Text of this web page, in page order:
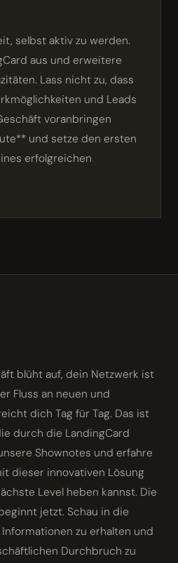
selbst aktiv zu werden.
aus und erweitere
Lass nicht zu, dass
und Leads
voranbringen
und setze den ersten
erfolgreichen
blüht auf, dein Netzwerk ist
Fluss an neuen und
dich Tag für Tag. Das ist
durch die LandingCard
Shownotes und erfahre
dieser innovativen Lösung
Level heben kannst. Die
jetzt. Schau in die
zu erhalten und
Durchbruch zu